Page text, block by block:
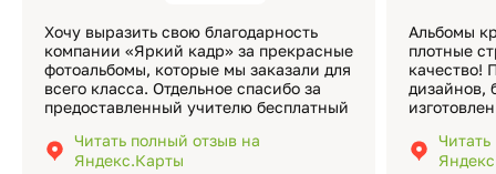
Хочу выразить свою благодарность
компании «Яркий кадр» за прекрасные
фотоальбомы, которые мы заказали для
всего класса. Отдельное спасибо за
предоставленный учителю бесплатный
подчёркивает значимость события.
Качество альбомов на высшем уровне:
Читать полный отзыв на
Яндекс.Карты
Альбомы
плотные
качество!
дизайнов,
добавить